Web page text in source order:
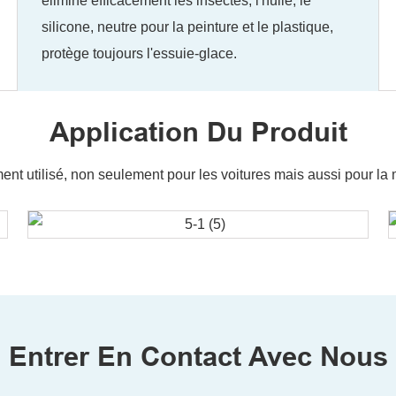
silicone, neutre pour la peinture et le plastique,
protège toujours l'essuie-glace.
Application Du Produit
utilisé, non seulement pour les voitures mais aussi pour la
Entrer En Contact Avec Nous